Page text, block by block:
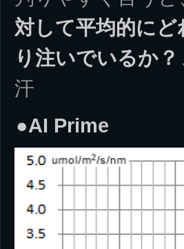
対して平均的に
り注いでいるか？
汗
●AI Prime